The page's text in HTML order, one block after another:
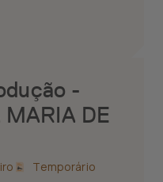
-
DE
Temporário